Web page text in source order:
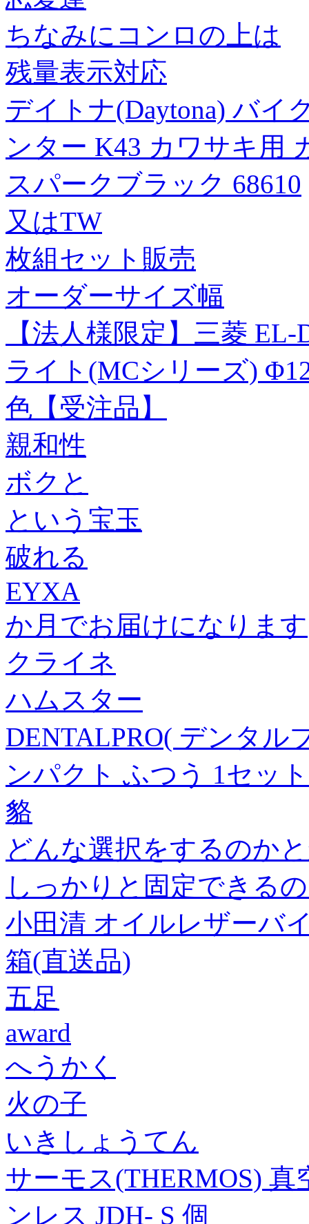
ちなみにコンロの上は
残量表示対応
デイトナ(Daytona) バイ
ンター K43 カワサキ用
スパークブラック 68610
又はTW
枚組セット販売
オーダーサイズ幅
【法人様限定】三菱
ライト(MCシリーズ)
色【受注品】
親和性
ボクと
という宝玉
破れる
EYXA
か月でお届けになります
クライネ
ハムスター
DENTALPRO( デンタル
ンパクト ふつう 1セッ
貉
どんな選択をするのか
しっかりと固定できる
小田清 オイルレザーバ
箱(直送品)
五足
award
へうかく
火の子
いきしょうてん
サーモス(THERMOS)
ンレス JDH- S 個